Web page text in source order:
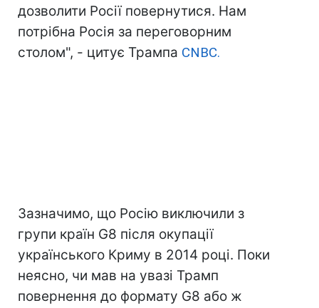
дозволити Росії повернутися. Нам
потрібна Росія за переговорним
столом", - цитує Трампа CNBC.
Зазначимо, що Росію виключили з
групи країн G8 після окупації
українського Криму в 2014 році. Поки
неясно, чи мав на увазі Трамп
повернення до формату G8 або ж